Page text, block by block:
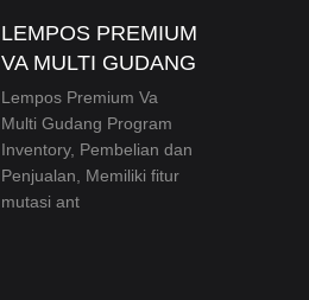
LEMPOS PREMIUM
VA MULTI GUDANG
Lempos Premium Va
Multi Gudang Program
Inventory, Pembelian dan
Penjualan, Memiliki fitur
mutasi ant